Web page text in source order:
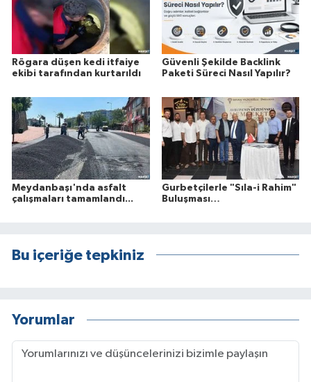
Rögara düşen kedi itfaiye
ekibi tarafından kurtarıldı
Güvenli Şekilde Backlink
Paketi Süreci Nasıl Yapılır?
Meydanbaşı'nda asfalt
çalışmaları tamamlandı...
Gurbetçilerle "Sıla-i Rahim"
Buluşması…
Bu içeriğe tepkiniz
Yorumlar